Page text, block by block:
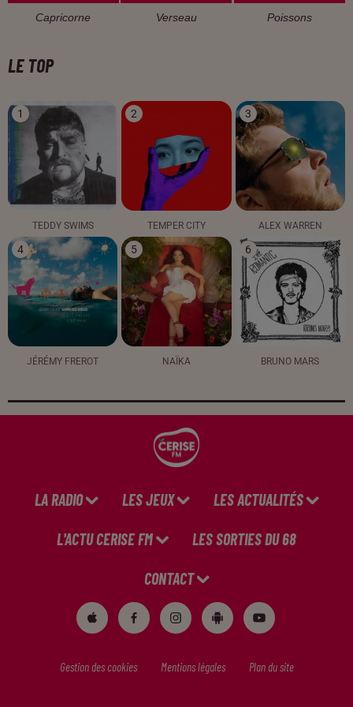
Capricorne Verseau Poissons
LE TOP
1
TEDDY SWIMS
2
TEMPER CITY
3
ALEX WARREN
4
JÉRÉMY FREROT
5
NAÏKA
6
BRUNO MARS
LA RADIO LES JEUX LES ACTUALITÉS
L'ACTU CERISE FM LES SORTIES DU 68
CONTACT
Gestion des cookies Mentions légales Plan du site